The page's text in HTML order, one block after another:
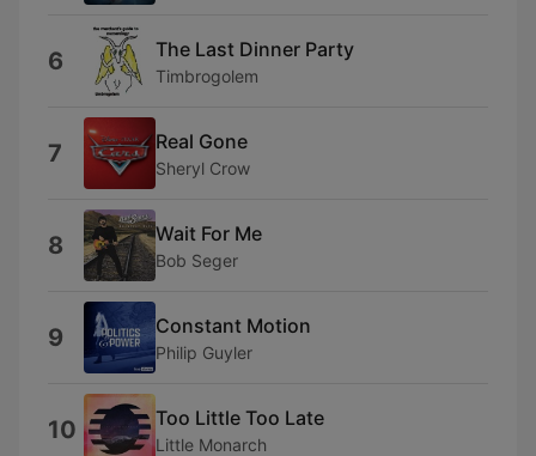
6 The Last Dinner Party
Timbrogolem
7 Real Gone
Sheryl Crow
8 Wait For Me
Bob Seger
9 Constant Motion
Philip Guyler
10 Too Little Too Late
Little Monarch